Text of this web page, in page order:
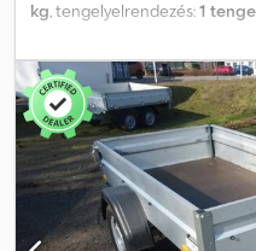
kg , tengelyelrendezés:1
3 010
raktérmagasság:350 mm,
magasság:1 000 mm, A58
gyártó: STEMA, típus:
felépítmény, 3,01 m x 1,83 m,
alváz... és még sok más. Az
fenntartjuk. Csdpfoyqdrdsx